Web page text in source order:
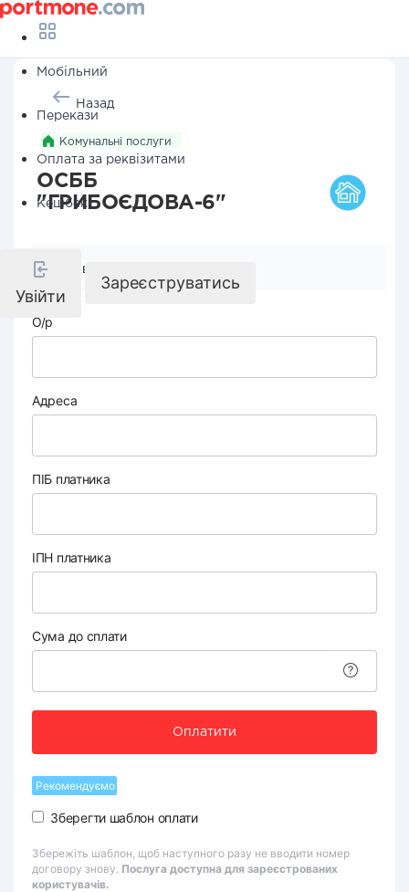
Мобільний
Перекази
Оплата за реквізитами
Кешбек
Увійти
Зареєструватись
Назад
Комунальні послуги
ОСББ
"ГРИБОЄДОВА-6"
Реквізити компанії
О/р
Адреса
ПІБ платника
ІПН платника
Сума до сплати
Оплатити
Рекомендуємо
Зберегти шаблон оплати
Збережіть шаблон, щоб наступного разу не вводити номер
договору знову. Послуга доступна для зареєстрованих
користувачів.